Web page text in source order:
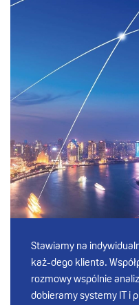
Stawiamy na
każ-dego klienta.
rozmowy wspólnie
dobieramy systemy IT i